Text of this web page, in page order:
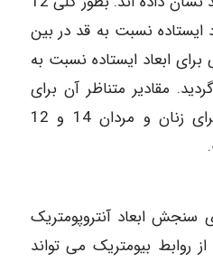
ایستاده نسبت به قد در بین
برای ابعاد ایستاده نسبت به
مقادیر متناظر آن برای
ابعاد نشسته به ترتیب برای زنان و مردان 14 و 12
ابعاد آنتروپومتریک
روابط بیومتریک می تواند